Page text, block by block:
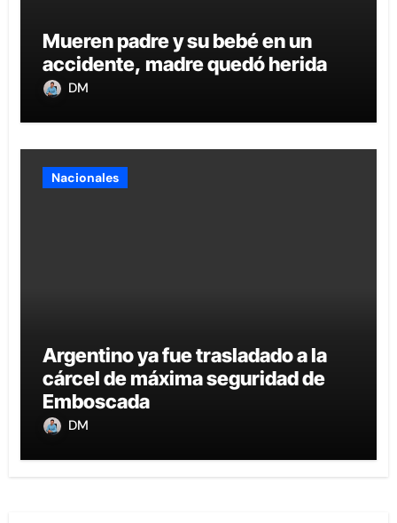
Mueren padre y su bebé en un
accidente, madre quedó herida
DM
Nacionales
Argentino ya fue trasladado a la
cárcel de máxima seguridad de
Emboscada
DM